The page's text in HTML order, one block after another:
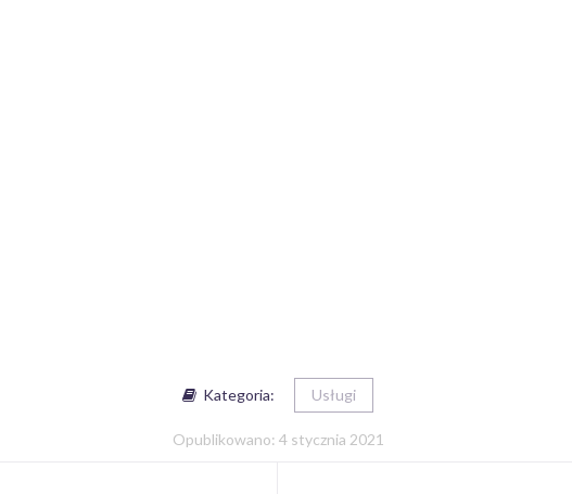
Kategoria: Usługi
Opublikowano: 4 stycznia 2021